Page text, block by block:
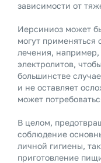
зависимости от
Иерсиниоз может
могут применяться
лечения,
электролитов,
большинстве
и не оставляет
может
В целом,
соблюдение
личной гигиены,
приготовление